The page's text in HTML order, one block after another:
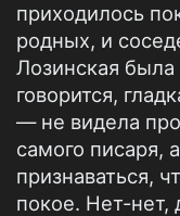
приходилось
родных, и
Лозинская
говорится,
— не видела
самого писаря,
признаваться,
покое. Нет-нет,